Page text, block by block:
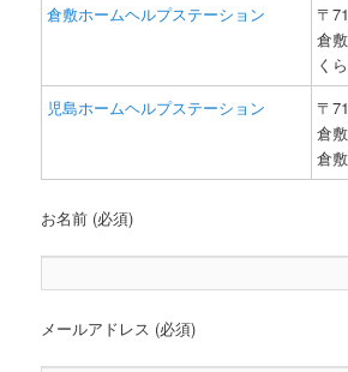
倉敷ホームヘルプステーション
〒
倉
く
児島ホームヘルプステーション
〒
倉
倉
お名前 (必須)
メールアドレス (必須)